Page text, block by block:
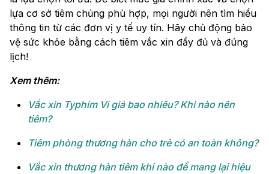
lựa cơ sở tiêm chủng phù hợp, mọi người nên tìm hiểu
thông tin từ các đơn vị y tế uy tín. Hãy chủ động bảo
vệ sức khỏe bằng cách tiêm vắc xin đầy đủ và đúng
lịch!
Xem thêm:
Vắc xin Typhim Vi giá bao nhiêu​? Khi nào nên
tiêm?
Tiêm phòng thương hàn cho trẻ có an toàn không?
Vắc xin thương hàn tiêm khi nào để mang lại hiệu